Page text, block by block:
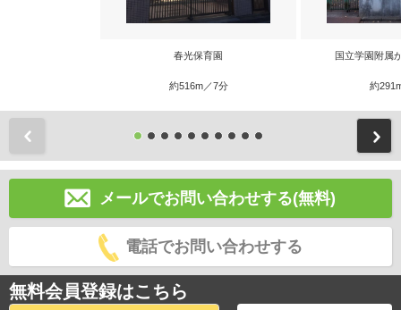
春光保育園
約516m／7分
国立学園附属
約
メールでお問い合わせする(無料)
電話でお問い合わせする
無料会員登録はこちら